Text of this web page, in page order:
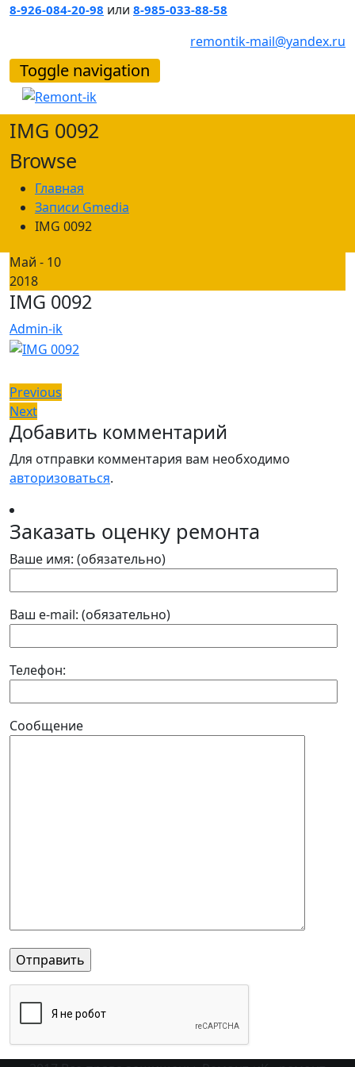
8-926-084-20-98 или 8-985-033-88-58
remontik-mail@yandex.ru
Toggle navigation
IMG 0092
Browse
Главная
Записи Gmedia
IMG 0092
Май - 10
2018
IMG 0092
Admin-ik
Навигация
по
записям
Previous
NextNext
post:
Добавить комментарий
Для отправки комментария вам необходимо
авторизоваться.
Заказать оценку ремонта
Ваше имя: (обязательно)
Ваш e-mail: (обязательно)
Телефон:
Сообщение